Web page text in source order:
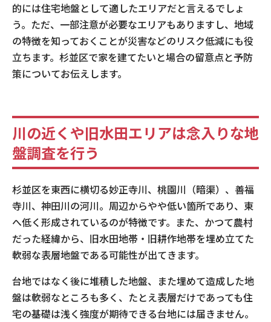
的には住宅地盤として適したエリアだと言えるでしょ
う。ただ、一部注意が必要なエリアもありますし、地域
の特徴を知っておくことが災害などのリスク低減にも役
立ちます。杉並区で家を建てたいと場合の留意点と予防
策についてお伝えします。
川の近くや旧水田エリアは念入りな地
盤調査を行う
杉並区を東西に横切る妙正寺川、桃園川（暗渠）、善福
寺川、神田川の河川。周辺からやや低い箇所であり、東
へ低く形成されているのが特徴です。また、かつて農村
だった経緯から、旧水田地帯・旧耕作地帯を埋め立てた
軟弱な表層地盤である可能性が出てきます。
台地ではなく後に堆積した地盤、また埋めて造成した地
盤は軟弱なところも多く、たとえ表層だけであっても住
宅の基礎は浅く強度が期待できる台地には届きません。